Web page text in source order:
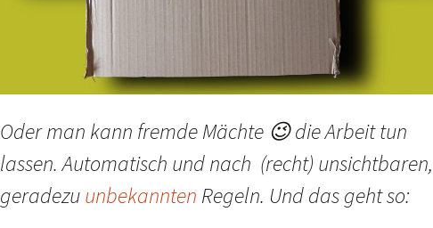
Oder man kann fremde Mächte 😉 die Arbeit tun
lassen. Automatisch und nach (recht)
geradezuunbekannten Regeln. Und das geht so: